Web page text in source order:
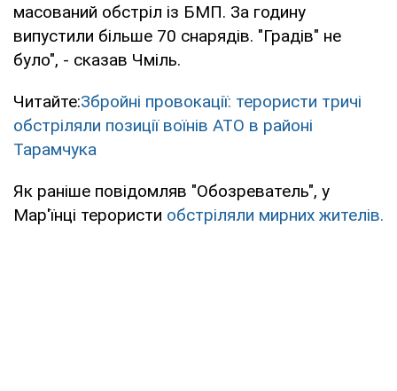
масований обстріл із БМП. За годину
випустили більше 70 снарядів. "Градів" не
було", - сказав Чміль.
Читайте:Збройні провокації: терористи тричі
обстріляли позиції воїнів АТО в районі
Тарамчука
Як раніше повідомляв "Обозреватель", у
Мар'їнці терористи обстріляли мирних жителів.